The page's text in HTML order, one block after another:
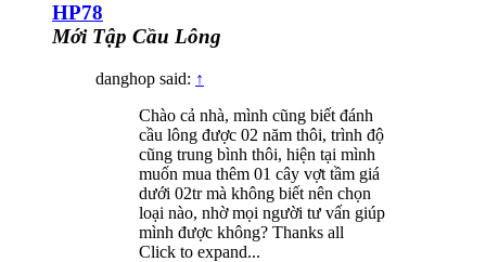
HP78
Mới Tập Cầu Lông
danghop said: ↑
Chào cả nhà, mình cũng biết đánh
cầu lông được 02 năm thôi, trình độ
cũng trung bình thôi, hiện tại mình
muốn mua thêm 01 cây vợt tầm giá
dưới 02tr mà không biết nên chọn
loại nào, nhờ mọi người tư vấn giúp
mình được không? Thanks all
Click to expand...